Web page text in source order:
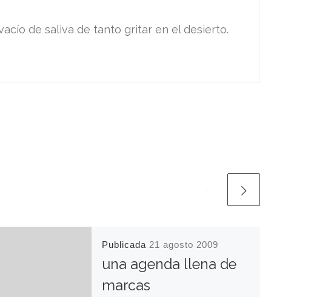
de saliva de tanto gritar en el desierto.
Publicada 21 agosto 2009
una agenda llena de
marcas